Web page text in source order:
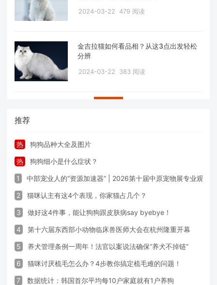
2024-03-22 479 阅读
金吉拉猫如何看品相？从这3点出发轻松
分辨
2024-03-22 383 阅读
推荐
热 狗狗品种大全及图片
热 狗狗细小是什么症状？
1 中部宠业人的“资源加速器” | 2026第十届中原宠物展专业观众
2 猫咪认主有这4个表现，你家猫占几个？
3 做好这4件事，能让狗狗跟皮肤病say byebye！
4 第十六届东西部小动物临床兽医师大会在杭州隆重开幕
5 养犬管理条例一周年！法官以案说法确保“养犬不掉链”
6 猫咪讨厌梳毛怎么办？4步教你搞定梳毛难的问题！
7 数据统计：韩国首尔平均每10户家庭就有1户养狗